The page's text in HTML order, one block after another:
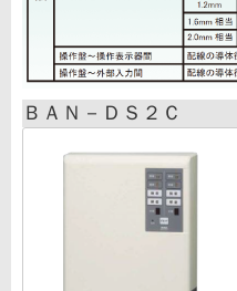
ＢＡＮ－ＤＳ２Ｃ